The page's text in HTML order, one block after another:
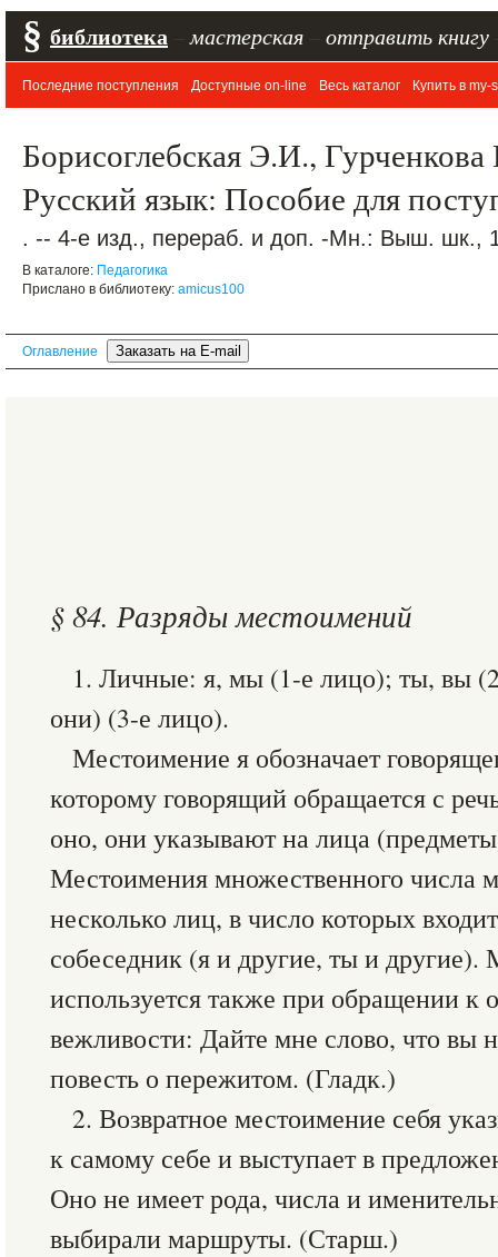
§ библиотека мастерская отправить книгу
Последние поступления Доступные on-line Весь каталог Купить в my-
Борисоглебская Э.И.,
Русский язык: Пособие для
. -- 4-е изд., перераб. и доп. -Мн.: Выш. шк.,
В каталоге: Педагогика
Прислано в библиотеку: amicus100
Оглавление
§ 84. Разряды местоимений
1. Личные: я, мы (1-е лицо); ты, вы
они) (3-е лицо).
Местоимение я обозначает
которому говорящий обращается с
оно, они указывают на лица
Местоимения множественного числа
несколько лиц, в число которых
собеседник (я и другие, ты и
используется также при обращении к
вежливости: Дайте мне слово, что вы
повесть о пережитом. (Гладк.)
2. Возвратное местоимение себя
к самому себе и выступает в
Оно не имеет рода, числа и
выбирали маршруты. (Старш.)